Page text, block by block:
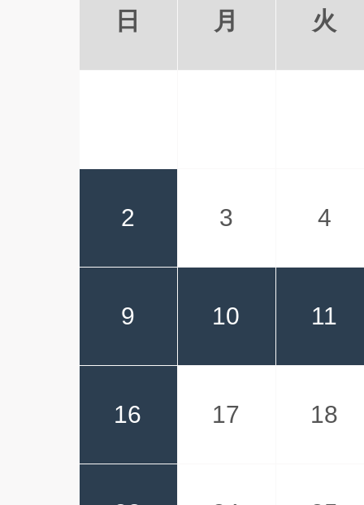
日 月 火
2 3 4
9 10 11
16 17 18